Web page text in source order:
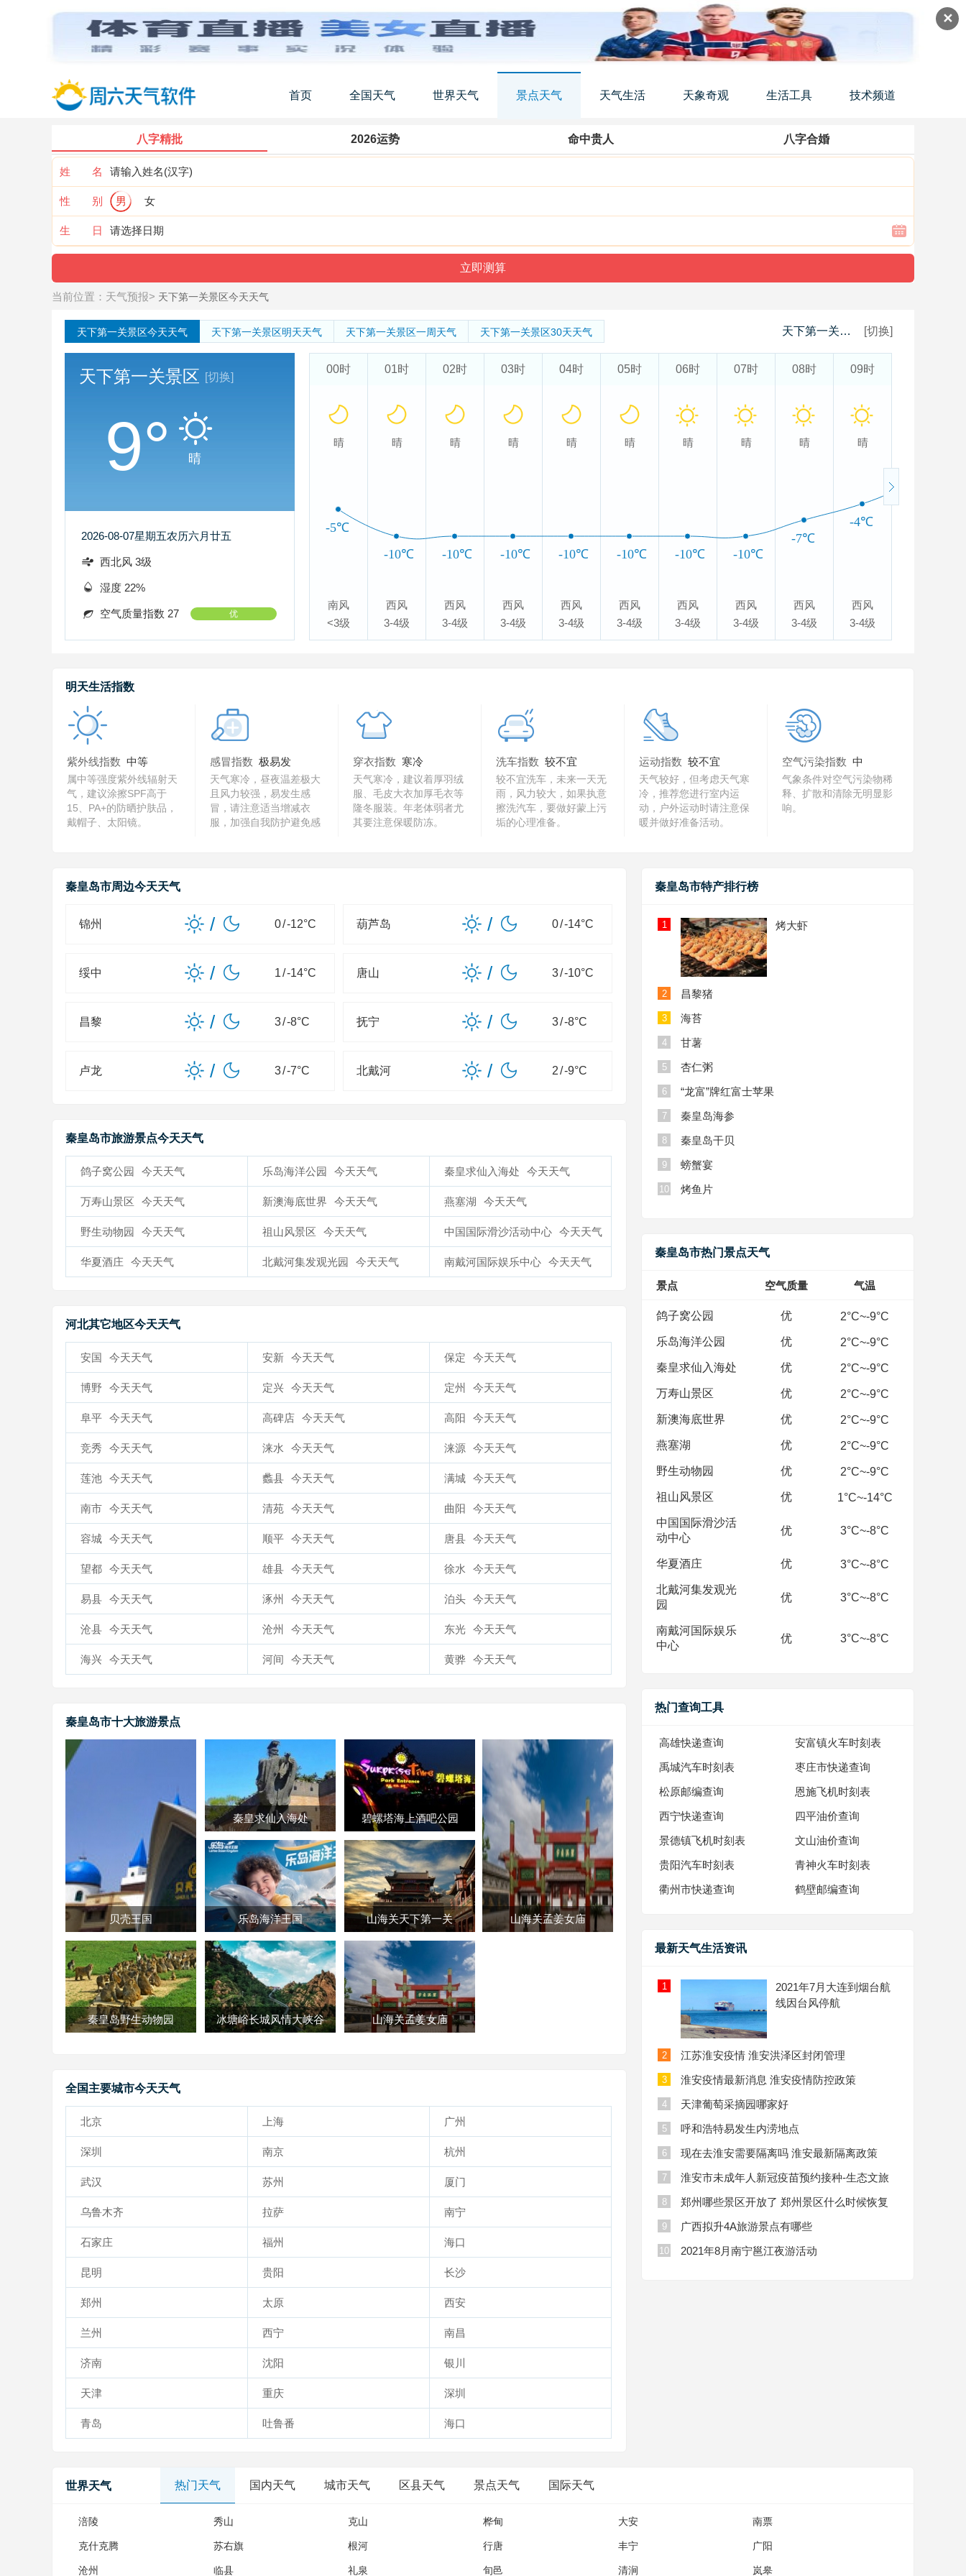
✕
首页 全国天气 世界天气 景点天气 天气生活 天象奇观 生活工具 技术频道
八字精批 2026运势 命中贵人 八字合婚
姓 名
性 别 男 女
生 日
当前位置： 天气预报> 天下第一关景区今天天气
天下第一关景区今天天气 天下第一关景区明天天气 天下第一关景区一周天气 天下第一关景区30天天气 天下第一关景区 [切换]
天下第一关景区 [切换]
9° 晴
2026-08-07星期五农历六月廿五
西北风 3级
湿度 22%
空气质量指数 27 优
00时
晴
南风
<3级
01时
晴
西风
3-4级
02时
晴
西风
3-4级
03时
晴
西风
3-4级
04时
晴
西风
3-4级
05时
晴
西风
3-4级
06时
晴
西风
3-4级
07时
晴
西风
3-4级
08时
晴
西风
3-4级
09时
晴
西风
3-4级
-5℃
-10℃
-10℃ -10℃ -10℃ -10℃ -10℃ -10℃
-7℃
-4℃
明天生活指数
紫外线指数 中等
属中等强度紫外线辐射天
气，建议涂擦SPF高于
15、PA+的防晒护肤品，
戴帽子、太阳镜。
感冒指数 极易发
天气寒冷，昼夜温差极大
且风力较强，易发生感
冒，请注意适当增减衣
服，加强自我防护避免感
穿衣指数 寒冷
天气寒冷，建议着厚羽绒
服、毛皮大衣加厚毛衣等
隆冬服装。年老体弱者尤
其要注意保暖防冻。
洗车指数 较不宜
较不宜洗车，未来一天无
雨，风力较大，如果执意
擦洗汽车，要做好蒙上污
垢的心理准备。
运动指数 较不宜
天气较好，但考虑天气寒
冷，推荐您进行室内运
动，户外运动时请注意保
暖并做好准备活动。
空气污染指数 中
气象条件对空气污染物稀
释、扩散和清除无明显影
响。
秦皇岛市周边今天天气
锦州 / 0/-12°C 葫芦岛 / 0/-14°C
绥中 / 1/-14°C 唐山 / 3/-10°C
昌黎 / 3/-8°C 抚宁 / 3/-8°C
卢龙 / 3/-7°C 北戴河 / 2/-9°C
秦皇岛市旅游景点今天天气
鸽子窝公园 今天天气 乐岛海洋公园 今天天气 秦皇求仙入海处 今天天气
万寿山景区 今天天气 新澳海底世界 今天天气 燕塞湖 今天天气
野生动物园 今天天气 祖山风景区 今天天气 中国国际滑沙活动中心 今天天气
华夏酒庄 今天天气 北戴河集发观光园 今天天气 南戴河国际娱乐中心 今天天气
河北其它地区今天天气
安国 今天天气 安新 今天天气 保定 今天天气
博野 今天天气 定兴 今天天气 定州 今天天气
阜平 今天天气 高碑店 今天天气 高阳 今天天气
竞秀 今天天气 涞水 今天天气 涞源 今天天气
莲池 今天天气 蠡县 今天天气 满城 今天天气
南市 今天天气 清苑 今天天气 曲阳 今天天气
容城 今天天气 顺平 今天天气 唐县 今天天气
望都 今天天气 雄县 今天天气 徐水 今天天气
易县 今天天气 涿州 今天天气 泊头 今天天气
沧县 今天天气 沧州 今天天气 东光 今天天气
海兴 今天天气 河间 今天天气 黄骅 今天天气
秦皇岛市十大旅游景点
贝壳王国
秦皇岛野生动物园
秦皇求仙入海处 碧螺塔海上酒吧公园
乐岛海洋王国 山海关天下第一关
冰塘峪长城风情大峡谷 山海关孟姜女庙
山海关孟姜女庙
全国主要城市今天天气
北京 上海 广州
深圳 南京 杭州
武汉 苏州 厦门
乌鲁木齐 拉萨 南宁
石家庄 福州 海口
昆明 贵阳 长沙
郑州 太原 西安
兰州 西宁 南昌
济南 沈阳 银川
天津 重庆 深圳
青岛 吐鲁番 海口
秦皇岛市特产排行榜
1 烤大虾
2 昌黎猪
3 海苔
4 甘薯
5 杏仁粥
6 “龙富”牌红富士苹果
7 秦皇岛海参
8 秦皇岛干贝
9 螃蟹宴
10 烤鱼片
秦皇岛市热门景点天气
景点 空气质量 气温
鸽子窝公园 优 2°C~-9°C
乐岛海洋公园 优 2°C~-9°C
秦皇求仙入海处 优 2°C~-9°C
万寿山景区 优 2°C~-9°C
新澳海底世界 优 2°C~-9°C
燕塞湖 优 2°C~-9°C
野生动物园 优 2°C~-9°C
祖山风景区 优 1°C~-14°C
中国国际滑沙活
动中心
优 3°C~-8°C
华夏酒庄 优 3°C~-8°C
北戴河集发观光
园
优 3°C~-8°C
南戴河国际娱乐
中心
优 3°C~-8°C
热门查询工具
高雄快递查询 安富镇火车时刻表
禹城汽车时刻表 枣庄市快递查询
松原邮编查询 恩施飞机时刻表
西宁快递查询 四平油价查询
景德镇飞机时刻表 文山油价查询
贵阳汽车时刻表 青神火车时刻表
衢州市快递查询 鹤壁邮编查询
最新天气生活资讯
1
2021年7月大连到烟台航
线因台风停航
2 江苏淮安疫情 淮安洪泽区封闭管理
3 淮安疫情最新消息 淮安疫情防控政策
4 天津葡萄采摘园哪家好
5 呼和浩特易发生内涝地点
6 现在去淮安需要隔离吗 淮安最新隔离政策
7
淮安市未成年人新冠疫苗预约接种-生态文旅
8
郑州哪些景区开放了 郑州景区什么时候恢复
9 广西拟升4A旅游景点有哪些
10 2021年8月南宁邕江夜游活动
世界天气 热门天气 国内天气 城市天气 区县天气 景点天气 国际天气
涪陵 秀山 克山 桦甸 大安 南票
克什克腾 苏右旗 根河 行唐 丰宁 广阳
沧州 临县 礼泉 旬邑 清涧 岚皋